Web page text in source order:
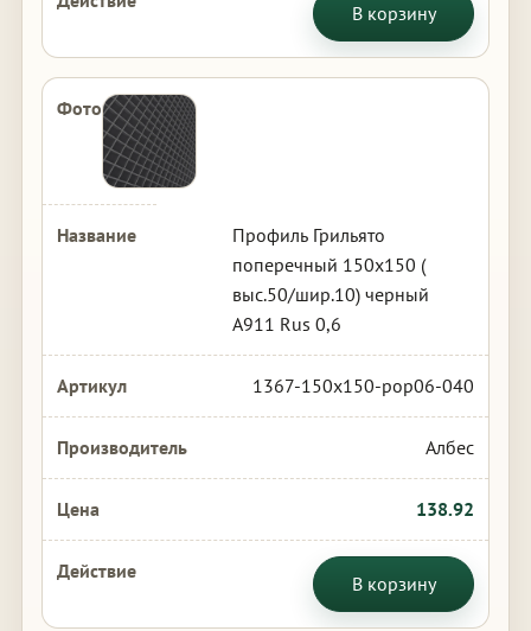
В корзину
Профиль Грильято
поперечный 150х150 (
выс.50/шир.10) черный
А911 Rus 0,6
1367-150x150-pop06-040
Албес
138.92
В корзину